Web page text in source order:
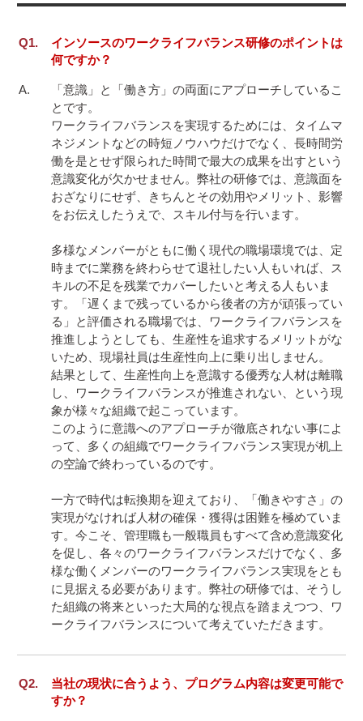
インソースのワークライフバランス研修のポイントは
何ですか？
「意識」と「働き方」の両面にアプローチしているこ
とです。
ワークライフバランスを実現するためには、タイムマ
ネジメントなどの時短ノウハウだけでなく、長時間労
働を是とせず限られた時間で最大の成果を出すという
意識変化が欠かせません。弊社の研修では、意識面を
おざなりにせず、きちんとその効用やメリット、影響
をお伝えしたうえで、スキル付与を行います。
多様なメンバーがともに働く現代の職場環境では、定
時までに業務を終わらせて退社したい人もいれば、ス
キルの不足を残業でカバーしたいと考える人もいま
す。「遅くまで残っているから後者の方が頑張ってい
る」と評価される職場では、ワークライフバランスを
推進しようとしても、生産性を追求するメリットがな
いため、現場社員は生産性向上に乗り出しません。
結果として、生産性向上を意識する優秀な人材は離職
し、ワークライフバランスが推進されない、という現
象が様々な組織で起こっています。
このように意識へのアプローチが徹底されない事によ
って、多くの組織でワークライフバランス実現が机上
の空論で終わっているのです。
一方で時代は転換期を迎えており、「働きやすさ」の
実現がなければ人材の確保・獲得は困難を極めていま
す。今こそ、管理職も一般職員もすべて含め意識変化
を促し、各々のワークライフバランスだけでなく、多
様な働くメンバーのワークライフバランス実現をとも
に見据える必要があります。弊社の研修では、そうし
た組織の将来といった大局的な視点を踏まえつつ、ワ
ークライフバランスについて考えていただきます。
当社の現状に合うよう、プログラム内容は変更可能で
すか？